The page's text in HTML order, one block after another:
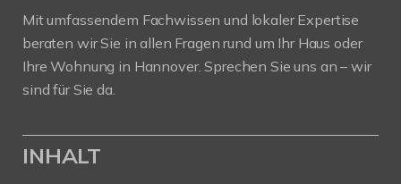
Mit umfassendem Fachwissen und lokaler Expertise
beraten wir Sie in allen Fragen rund um Ihr Haus oder
Ihre Wohnung in Hannover. Sprechen Sie uns an – wir
sind für Sie da.
INHALT